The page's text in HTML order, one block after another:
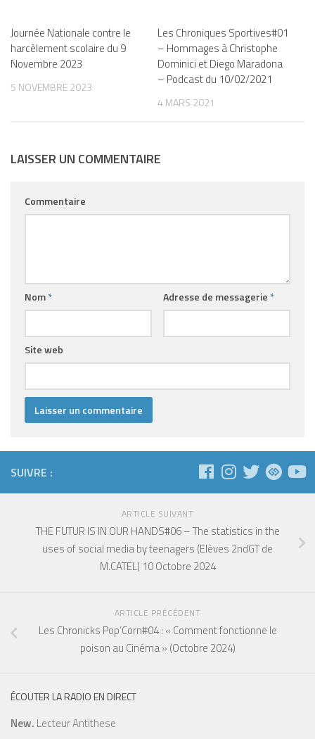
Journée Nationale contre le
harcèlement scolaire du 9
Novembre 2023
5 NOVEMBRE 2023
Les Chroniques Sportives#01
– Hommages à Christophe
Dominici et Diego Maradona
– Podcast du 10/02/2021
4 MARS 2021
LAISSER UN COMMENTAIRE
Commentaire
Nom* Adresse de messagerie *
Site web
SUIVRE :
ARTICLE SUIVANT
THE FUTUR IS IN OUR HANDS#06 – The statistics in the
uses of social media by teenagers (Elèves 2ndGT de
M.CATEL) 10 Octobre 2024
ARTICLE PRÉCÉDENT
Les Chronicks Pop’Corn#04 : « Comment fonctionne le
poison au Cinéma » (Octobre 2024)
ÉCOUTER LA RADIO EN DIRECT
New. Lecteur Antithese